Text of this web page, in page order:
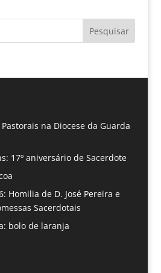
Pesquisar
na Diocese da Guarda
17º aniversário de Sacerdote
Homilia de D. José Pereira e
Sacerdotais
bolo de laranja